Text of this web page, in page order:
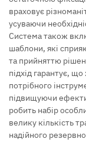
враховує
усуваючи
Система також
шаблони, які
та прийняттю
підхід гарантує,
потрібного
підвищуючи
робить набір
велику кількість
надійного